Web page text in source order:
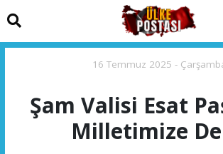
16 Temmuz 2025 -
Şam Valisi Esat
Milletimize